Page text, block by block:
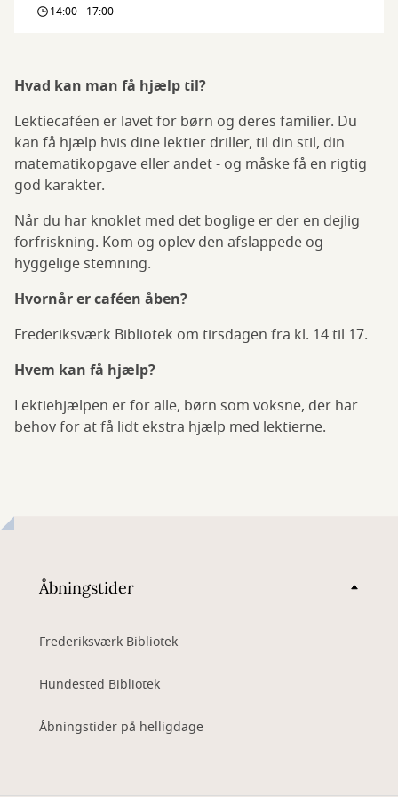
14:00 - 17:00
Hvad kan man få hjælp til?
Lektiecaféen er lavet for børn og deres familier. Du
kan få hjælp hvis dine lektier driller, til din stil, din
matematikopgave eller andet - og måske få en rigtig
god karakter.
Når du har knoklet med det boglige er der en dejlig
forfriskning. Kom og oplev den afslappede og
hyggelige stemning.
Hvornår er caféen åben?
Frederiksværk Bibliotek om tirsdagen fra kl. 14 til 17.
Hvem kan få hjælp?
Lektiehjælpen er for alle, børn som voksne, der har
behov for at få lidt ekstra hjælp med lektierne.
Åbningstider
Frederiksværk Bibliotek
Hundested Bibliotek
Åbningstider på helligdage